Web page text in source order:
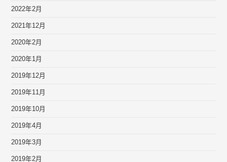
2022年2月
2021年12月
2020年2月
2020年1月
2019年12月
2019年11月
2019年10月
2019年4月
2019年3月
2019年2月